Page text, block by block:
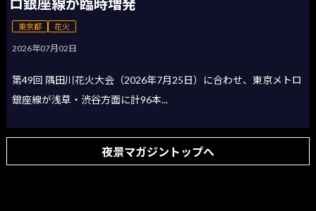
ロ銀座線が臨時増発
東京都 花火
2026年07月02日
第49回 隅田川花火大会（2026年7月25日）に合わせ、東京メトロ
銀座線が浅草・渋谷方面に計96本...
夜景マガジントップへ